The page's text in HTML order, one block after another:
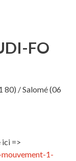
FO
80) / Salomé (06
ici =>
1-